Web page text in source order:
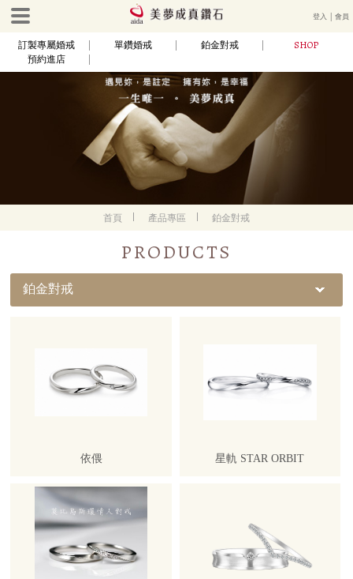
登入 │會員
訂製專屬婚戒 單鑽婚戒 鉑金對戒 SHOP
預約進店
首頁 產品專區 鉑金對戒
PRODUCTS
鉑金對戒
依偎 星軌 STAR ORBIT